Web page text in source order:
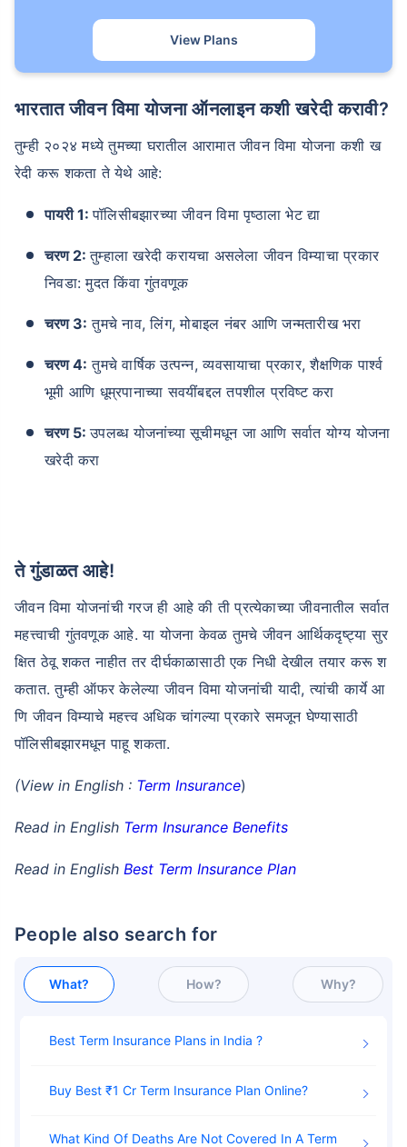
View Plans
भारतात जीवन विमा योजना ऑनलाइन कशी खरेदी करावी?
तुम्ही २०२४ मध्ये तुमच्या घरातील आरामात जीवन विमा योजना कशी ख
रेदी करू शकता ते येथे आहे:
पायरी 1:पॉलिसीबझारच्या जीवन विमा पृष्ठाला भेट द्या
चरण 2:तुम्हाला खरेदी करायचा असलेला जीवन विम्याचा प्रकार
निवडा: मुदत किंवा गुंतवणूक
चरण 3: तुमचे नाव, लिंग, मोबाइल नंबर आणि जन्मतारीख भरा
चरण 4: तुमचे वार्षिक उत्पन्न, व्यवसायाचा प्रकार, शैक्षणिक पार्श्व
भूमी आणि धूम्रपानाच्या सवयींबद्दल तपशील प्रविष्ट करा
चरण 5:उपलब्ध योजनांच्या सूचीमधून जा आणि सर्वात योग्य योजना
खरेदी करा
ते गुंडाळत आहे!
जीवन विमा योजनांची गरज ही आहे की ती प्रत्येकाच्या जीवनातील सर्वात
महत्त्वाची गुंतवणूक आहे. या योजना केवळ तुमचे जीवन आर्थिकदृष्ट्या सुर
क्षित ठेवू शकत नाहीत तर दीर्घकाळासाठी एक निधी देखील तयार करू श
कतात. तुम्ही ऑफर केलेल्या जीवन विमा योजनांची यादी, त्यांची कार्ये आ
णि जीवन विम्याचे महत्त्व अधिक चांगल्या प्रकारे समजून घेण्यासाठी
पॉलिसीबझारमधून पाहू शकता.
(View in English : Term Insurance)
Read in English Term Insurance Benefits
Read in English Best Term Insurance Plan
People also search for
What? How? Why?
Best Term Insurance Plans in India
Buy Best ₹1 Cr Term Insurance Plan Online
What Kind Of Deaths Are Not Covered In A Term
₹ 1,376/महिना*
तुमच्या कुटुंबाची सुरक्षा फक्त एक पाऊल दूर आह
योग्य योजना निवडा
*₹434 प्रति महिना, 1 कोटीच्या टर्म लाइफ विम्यासाठी सुरुवातीची किंमत आहे — धूम्रपान न करणाऱ्या, कोणतेही पूर्व-विद्यमान
महिना, 1 कोटीच्या टर्म लाइफ विम्यासाठी सुरुवातीची किंमत आहे — धूम्रपान न करणाऱ्या, कोणतेही पूर्व-विद्यमान आजार नसलेल्या
व्यक्तीसाठी, 56 वर्षे वयापर्यंत कव्हर।